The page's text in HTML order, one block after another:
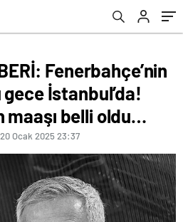
oldu…
Fenerbahçe’nin
İstanbul’da!
maaşı belli oldu…
20 Ocak 2025 23:37